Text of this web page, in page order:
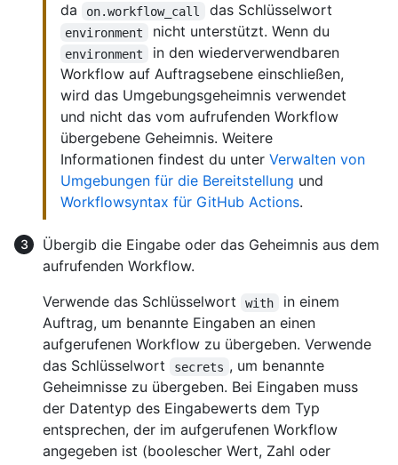
da
on.workflow_call das Schlüsselwort
environment nicht unterstützt. Wenn du
environment
in den wiederverwendbaren
Workflow auf Auftragsebene einschließen,
wird das Umgebungsgeheimnis verwendet
und nicht das vom aufrufenden Workflow
übergebene Geheimnis. Weitere
Informationen findest du unter Verwalten von
Umgebungen für die Bereitstellung und
Workflowsyntax für GitHub Actions.
Übergib die Eingabe oder das Geheimnis aus dem
aufrufenden Workflow.
Verwende das Schlüsselwort
with
in einem
Auftrag, um benannte Eingaben an einen
aufgerufenen Workflow zu übergeben. Verwende
das Schlüsselwort
secrets , um benannte
Geheimnisse zu übergeben. Bei Eingaben muss
der Datentyp des Eingabewerts dem Typ
entsprechen, der im aufgerufenen Workflow
angegeben ist (boolescher Wert, Zahl oder